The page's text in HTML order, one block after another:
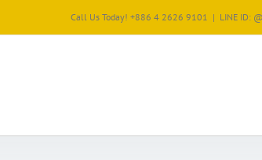
Call Us Today! +886 4 2626 9101 | LINE ID: